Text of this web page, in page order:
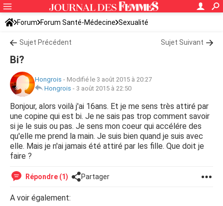
Forum Forum Santé-Médecine Sexualité
Sujet Précédent Sujet Suivant
Bi?
Hongrois - Modifié le 3 août 2015 à 20:27
Hongrois - 3 août 2015 à 22:50
Bonjour, alors voilà j'ai 16ans. Et je me sens très attiré par
une copine qui est bi. Je ne sais pas trop comment savoir
si je le suis ou pas. Je sens mon coeur qui accélére des
qu'elle me prend la main. Je suis bien quand je suis avec
elle. Mais je n'ai jamais été attiré par les fille. Que doit je
faire ?
Répondre (1) Partager
A voir également: